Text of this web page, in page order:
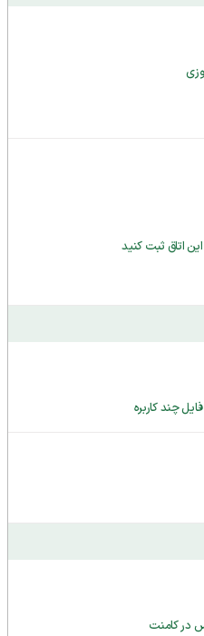
اتاق ثبت کنید
چند کاربره
در كامنت